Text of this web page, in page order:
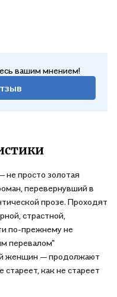
вашим мнением!
не просто золотая
перевернувший в
прозе. Проходят
страстной,
по-прежнему не
перевалом"
женщин — продолжают
стареет, как не стареет